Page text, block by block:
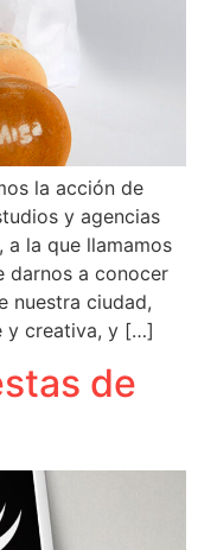
la acción de
y agencias
a la que llamamos
darnos a conocer
nuestra ciudad,
y creativa, y […]
de